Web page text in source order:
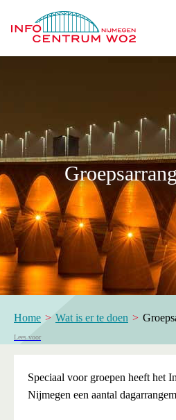
Home Wat is er te doen
Lees voor
Speciaal voor groepen heeft het
Nijmegen een aantal